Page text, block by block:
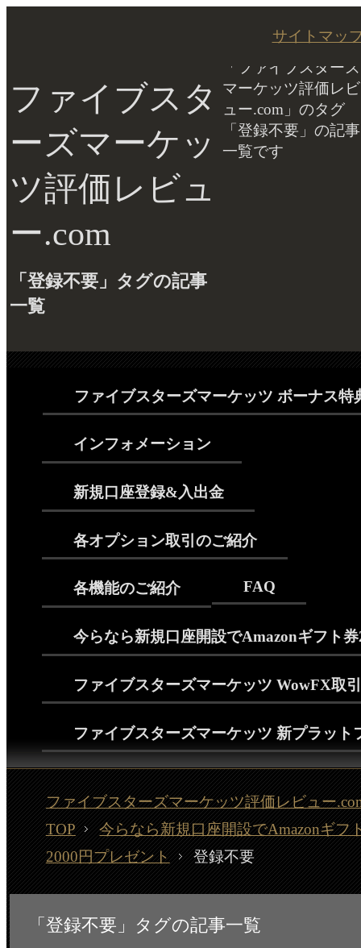
ファイブスタ
ーズマーケッ
ツ評価レビュ
ー.com
「登録不要」タグの記事
一覧
「ファイブスターズ
マーケッツ評価レビ
ュー.com」のタグ
「登録不要」の記事
一覧です
ファイブスターズマーケッツ ボーナス特
インフォメーション
新規口座登録&入出金
各オプション取引のご紹介
各機能のご紹介 FAQ
今らなら新規口座開設でAmazonギフト
ファイブスターズマーケッツ WowFX取引
ファイブスターズマーケッツ 新プラッ
ファイブスターズマーケッツ評価レビュー
TOP
今らなら新規口座開設でAmazonギフ
2000円プレゼント
登録不要
「登録不要」タグの記事一覧
サイトマッ